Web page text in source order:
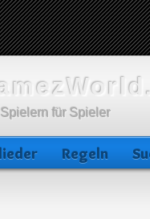
für Spieler
Regeln